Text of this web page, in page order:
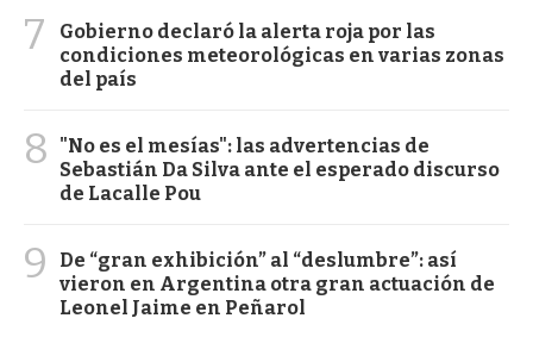
7
Gobierno declaró la alerta roja por las
condiciones meteorológicas en varias zonas
del país
8
"No es el mesías": las advertencias de
Sebastián Da Silva ante el esperado discurso
de Lacalle Pou
9
De “gran exhibición” al “deslumbre”: así
vieron en Argentina otra gran actuación de
Leonel Jaime en Peñarol